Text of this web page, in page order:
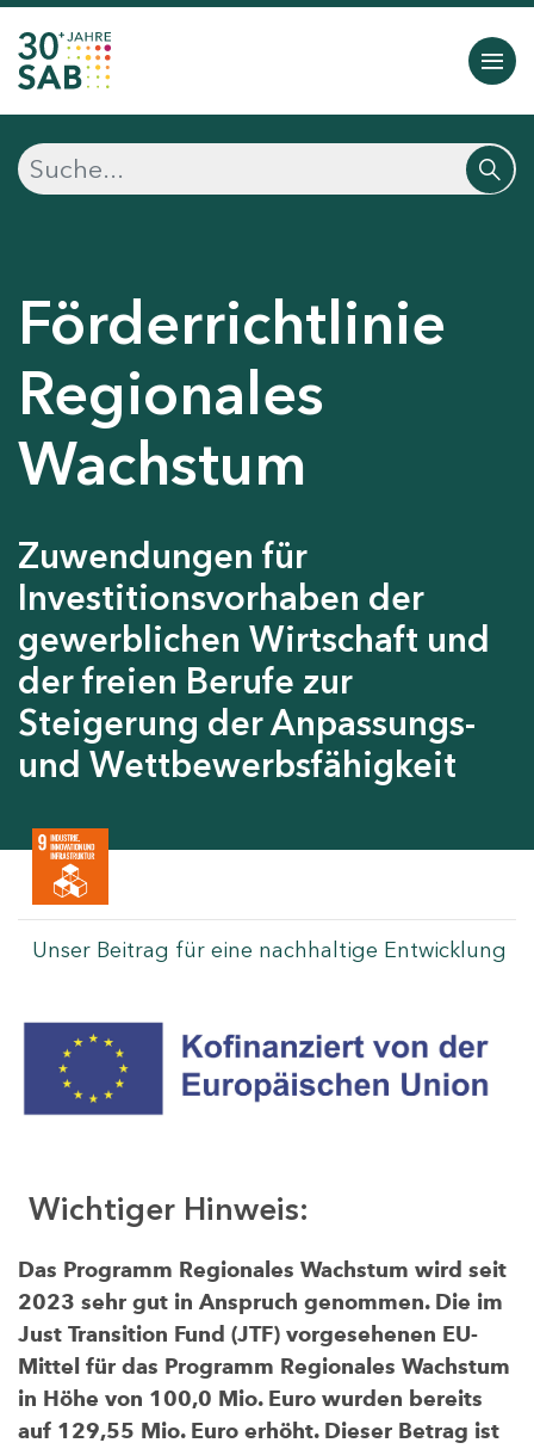
Förderrichtlinie
Regionales
Wachstum
Zuwendungen für
Investitionsvorhaben der
gewerblichen Wirtschaft und
der freien Berufe zur
Steigerung der Anpassungs-
und Wettbewerbsfähigkeit
Unser Beitrag für eine nachhaltige Entwicklung
Wichtiger Hinweis:
Das Programm Regionales Wachstum wird seit
2023 sehr gut in Anspruch genommen. Die im
Just Transition Fund (JTF) vorgesehenen EU-
Mittel für das Programm Regionales Wachstum
in Höhe von 100,0 Mio. Euro wurden bereits
auf 129,55 Mio. Euro erhöht. Dieser Betrag ist